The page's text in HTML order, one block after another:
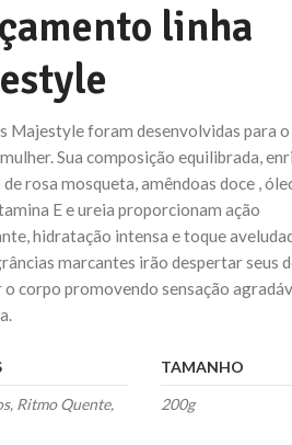
linha
Majestyle foram desenvolvidas para o
Sua composição equilibrada,
rosa mosqueta, amêndoas doce ,
E e ureia proporcionam ação
hidratação intensa e toque
marcantes irão despertar seus
corpo promovendo sensação
Ritmo Quente,
TAMANHO
200g